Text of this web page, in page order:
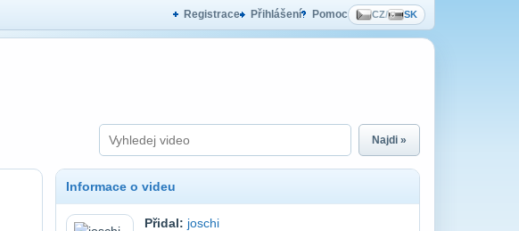
Registrace Přihlášení Pomoc CZ/ SK
Najdi »
Informace o videu
Přidal: joschi